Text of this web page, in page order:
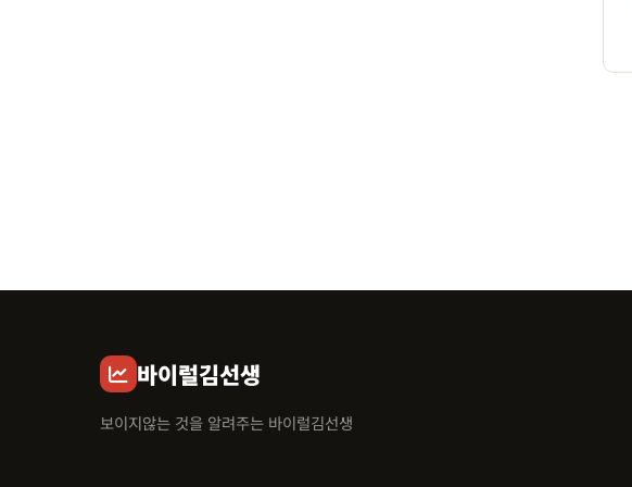
바이럴김선생
보이지않는 것을 알려주는 바이럴김선생